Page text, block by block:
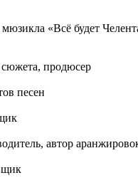
«Всё будет
продюсер
песен
автор